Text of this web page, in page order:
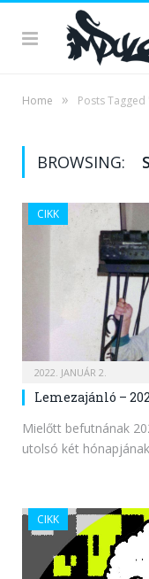
Home » Posts
BROWSING:
CIKK
2022. JANUÁR 2.
Lemezajánló –
Mielőtt befutnának
utolsó két
CIKK